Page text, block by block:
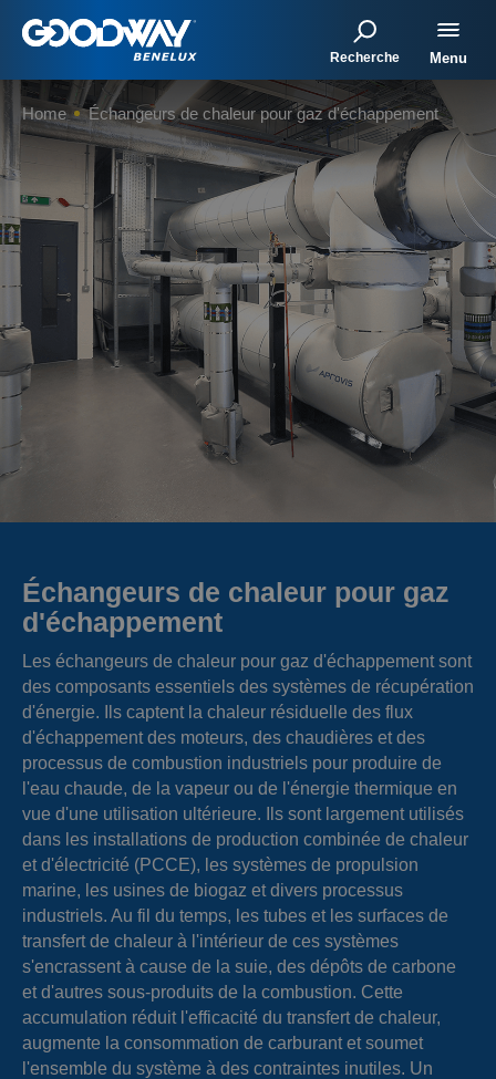
Recherche Menu
Home Échangeurs de chaleur pour gaz d'échappement
Échangeurs de chaleur pour gaz
d'échappement
Les échangeurs de chaleur pour gaz d'échappement sont
des composants essentiels des systèmes de récupération
d'énergie. Ils captent la chaleur résiduelle des flux
d'échappement des moteurs, des chaudières et des
processus de combustion industriels pour produire de
l'eau chaude, de la vapeur ou de l'énergie thermique en
vue d'une utilisation ultérieure. Ils sont largement utilisés
dans les installations de production combinée de chaleur
et d'électricité (PCCE), les systèmes de propulsion
marine, les usines de biogaz et divers processus
industriels. Au fil du temps, les tubes et les surfaces de
transfert de chaleur à l'intérieur de ces systèmes
s'encrassent à cause de la suie, des dépôts de carbone
et d'autres sous-produits de la combustion. Cette
accumulation réduit l'efficacité du transfert de chaleur,
augmente la consommation de carburant et soumet
l'ensemble du système à des contraintes inutiles. Un